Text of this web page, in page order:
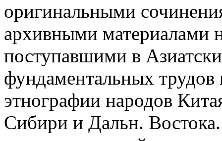
оригинальными
архивными материалами
поступавшими в
фундаментальных
этнографии народов
Сибири и Дальн.